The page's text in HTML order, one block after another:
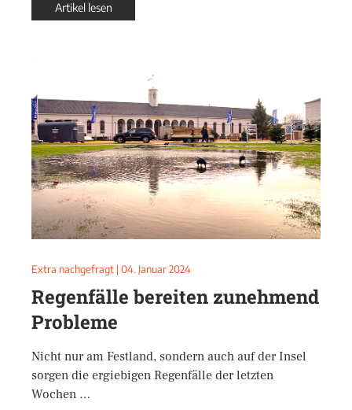
Artikel lesen
Extra nachgefragt | 04. Januar 2024
Regenfälle bereiten zunehmend
Probleme
Nicht nur am Festland, sondern auch auf der Insel
sorgen die ergiebigen Regenfälle der letzten
Wochen …